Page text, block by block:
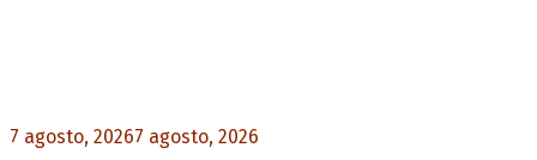
7 agosto, 20267 agosto, 2026